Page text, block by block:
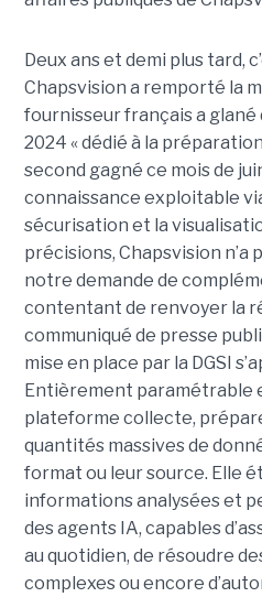
Deux ans et demi plus tard,
Chapsvision a remporté la
fournisseur français a glané
2024 « dédié à la
second gagné ce mois de
connaissance exploitable
sécurisation et la
précisions, Chapsvision n’a
notre demande de
contentant de renvoyer la
communiqué de presse
mise en place par la DGSI
Entièrement paramétrable
plateforme collecte,
quantités massives de
format ou leur source. Elle
informations analysées et
des agents IA, capables
au quotidien, de résoudre
complexes ou encore